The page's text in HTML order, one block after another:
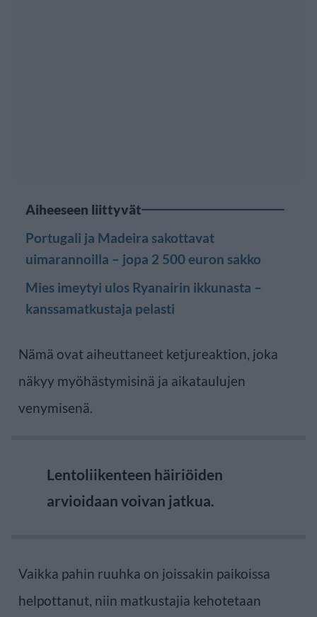
Aiheeseen liittyvät
Portugali ja Madeira sakottavat
uimarannoilla – jopa 2 500 euron sakko
Mies imeytyi ulos Ryanairin ikkunasta –
kanssamatkustaja pelasti
Nämä ovat aiheuttaneet ketjureaktion, joka
näkyy myöhästymisinä ja aikataulujen
venymisenä.
Lentoliikenteen häiriöiden
arvioidaan voivan jatkua.
Vaikka pahin ruuhka on joissakin paikoissa
helpottanut, niin matkustajia kehotetaan